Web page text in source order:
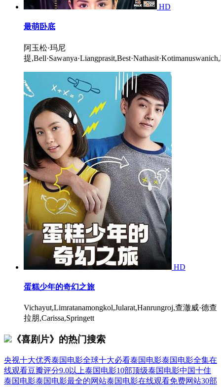
HD
最萌卧底
阿玉松·玛尼
提
HD
蛋糕少年的奇幻之旅
Vichayut,Limratanamongkol,Jularat,Hanrungroj,查澈威·德查
拉朋,Carissa,Springett
《喜剧片》的热门搜索
央视十大优秀泰国电影全球十大必看泰国电影泰国电影全集在
线观看豆瓣评分9.0以上泰国电影10部顶级泰国电影中国十佳
泰国电影泰国电影最全的网站泰国电影在线观看免费网站30部